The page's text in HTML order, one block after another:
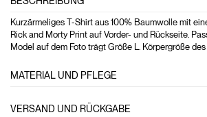
Kurzärmeliges T-Shirt aus 100% Baumwolle mit
Rick and Morty Print auf Vorder- und Rückseite.
Model auf dem Foto trägt Größe L. Körpergröße des
MATERIAL UND PFLEGE
VERSAND UND RÜCKGABE